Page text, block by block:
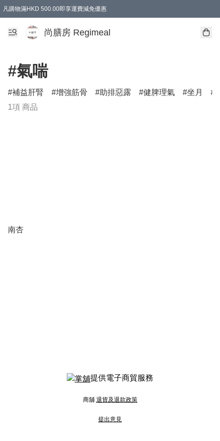
凡購物滿HKD 500.00即享運費減免優惠
尚膳房 Regimeal
#氣喘
補益肝腎 增強筋骨 助排惡露 健脾理氣 坐月
1項 商品
南杏
提供電子商貿服務
商舖 退貨及退款政策
提出意見